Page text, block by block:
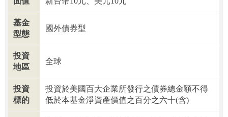
基金
型態
國外債券型
投資
地區
全球
投資
標的
投資於美國百大企業所發行之債券總金額不得
低於本基金淨資產價值之百分之六十(含)